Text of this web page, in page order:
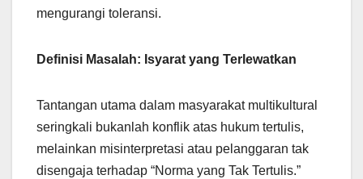
mengurangi toleransi.
Definisi Masalah: Isyarat yang Terlewatkan
Tantangan utama dalam masyarakat multikultural
seringkali bukanlah konflik atas hukum tertulis,
melainkan misinterpretasi atau pelanggaran tak
disengaja terhadap “Norma yang Tak Tertulis.”